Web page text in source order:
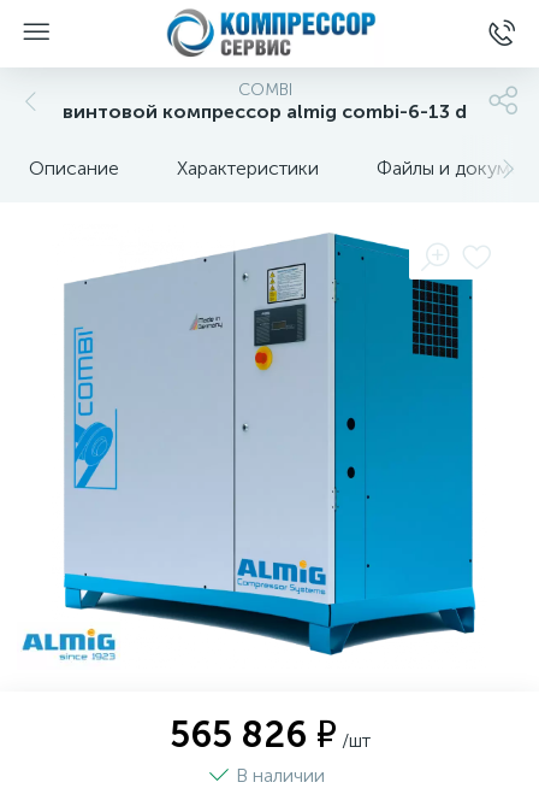
COMBI
винтовой компрессор almig combi-6-13 d
Описание Характеристики Файлы и
565 826 ₽ /шт
В наличии